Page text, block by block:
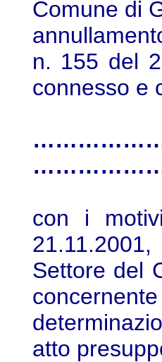
Comune di
n. 155 del
connesso e
con i
Settore del
atto